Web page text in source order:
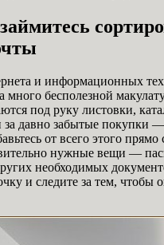
и информационных
много бесполезной
под руку листовки,
за давно забытые покупки
от всего этого прямо
нужные вещи —
необходимых
и следите за тем, чтобы